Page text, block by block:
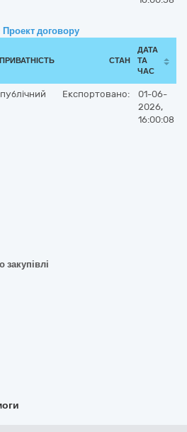
договору
ПРИВАТНІСТЬ СТАН
ДАТА
ТА
ЧАС
публічний Експортовано:
01-06-
2026,
16:00:08
закупівлі